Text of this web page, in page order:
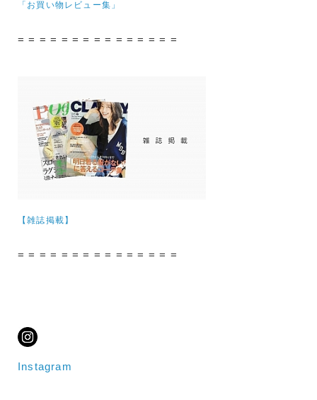
「お買い物レビュー集」
= = = = = = = = = = = = = = =
【雑誌掲載】
= = = = = = = = = = = = = = =
Instagram